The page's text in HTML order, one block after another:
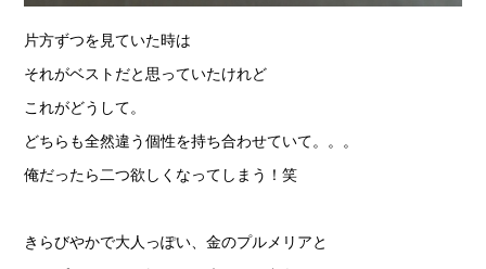
片方ずつを見ていた時は
それがベストだと思っていたけれど
これがどうして。
どちらも全然違う個性を持ち合わせていて。。。
俺だったら二つ欲しくなってしまう！笑
きらびやかで大人っぽい、金のプルメリアと